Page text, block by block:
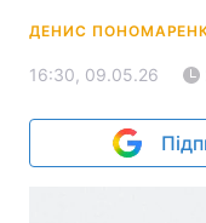
ДЕНИС
16:30, 09.05.26